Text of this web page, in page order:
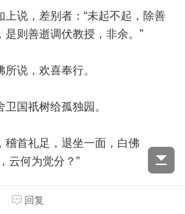
说，差别者：“未起不起，除善
则善逝调伏教授，非余。”
说，欢喜奉行。
国祇树给孤独园。
稽首礼足，退坐一面，白佛
云何为觉分？”
谓七道品法。然诸比丘七觉分渐
回复